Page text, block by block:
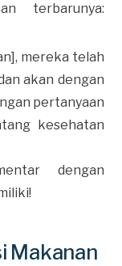
terbarunya:
mereka telah
akan dengan
pertanyaan
kesehatan
dengan
Makanan